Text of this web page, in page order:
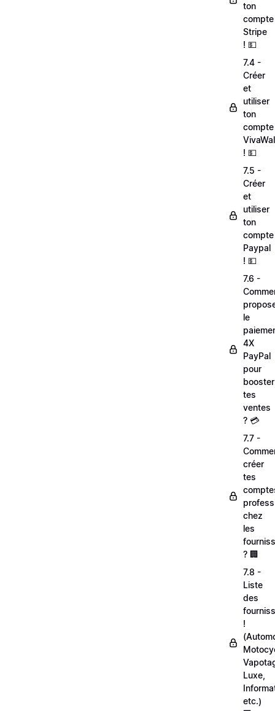
ton
compte
Stripe
! 💵
7.4 -
Créer
et
utiliser
ton
compte
! 💵
7.5 -
Créer
et
utiliser
ton
compte
Paypal
! 💵
7.6 -
le
4X
PayPal
pour
booster
tes
ventes
? 💳
7.7 -
créer
tes
chez
les
? 🏢
7.8 -
Liste
des
!
Luxe,
etc.)